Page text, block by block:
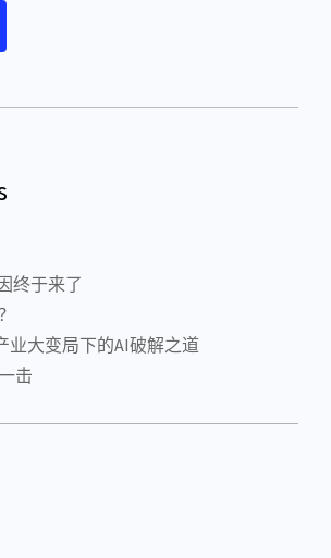
终于来了
业大变局下的AI破解之道
击